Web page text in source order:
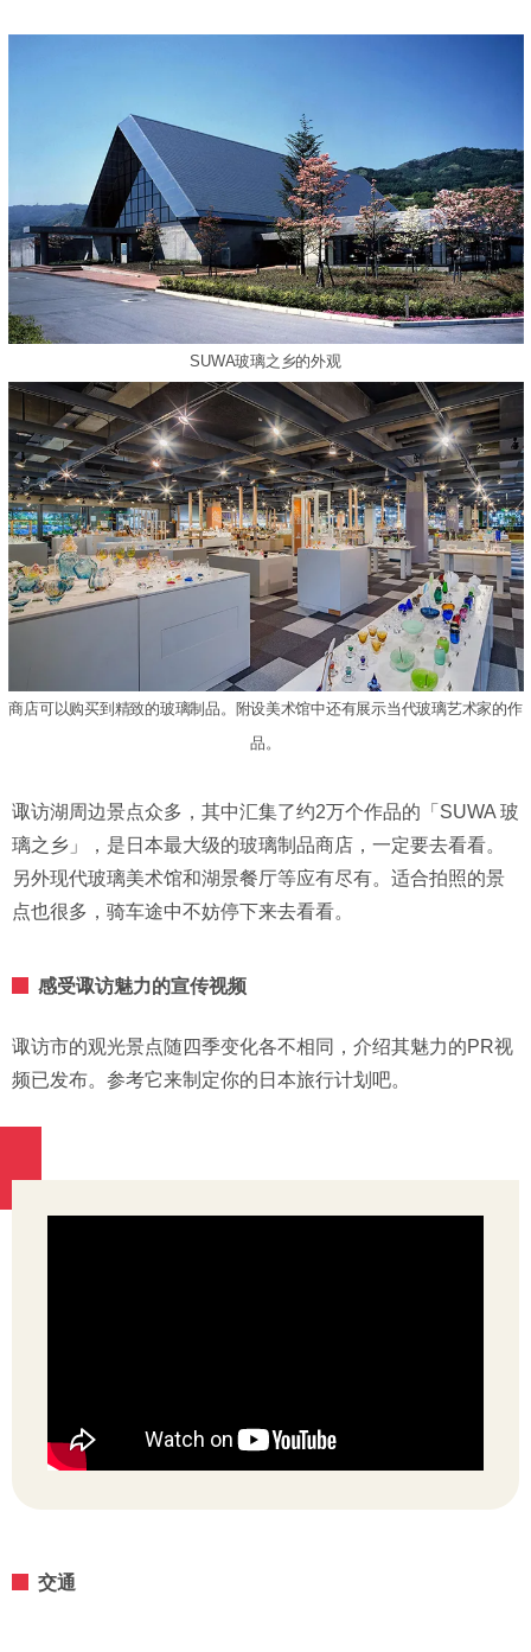
SUWA玻璃之乡的外观
商店可以购买到精致的玻璃制品。附设美术馆中还有展示当代玻璃艺术家的作
品。
诹访湖周边景点众多，其中汇集了约2万个作品的「SUWA 玻
璃之乡」，是日本最大级的玻璃制品商店，一定要去看看。
另外现代玻璃美术馆和湖景餐厅等应有尽有。适合拍照的景
点也很多，骑车途中不妨停下来去看看。
感受诹访魅力的宣传视频
诹访市的观光景点随四季变化各不相同，介绍其魅力的PR视
频已发布。参考它来制定你的日本旅行计划吧。
交通